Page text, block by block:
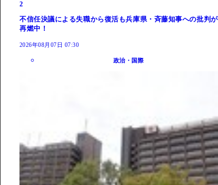
2
不信任決議による失職から復活も兵庫県・斉藤知事への批判が
再燃中！
2026年08月07日 07:30
政治・国際